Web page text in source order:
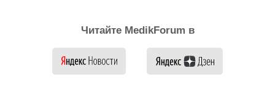
Читайте MedikForum в